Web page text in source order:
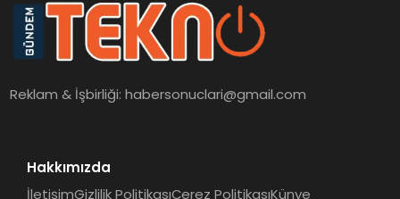
Reklam & İşbirliği:habersonuclari@gmail.com
Hakkımızda
İletişimGizlilik PolitikasıÇerez PolitikasıKünye